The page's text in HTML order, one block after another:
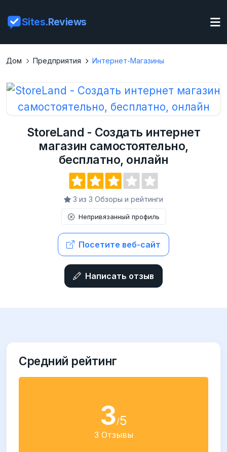
Sites.Reviews
Дом Предприятия Интернет-Магазины
StoreLand - Создать интернет
магазин самостоятельно,
бесплатно, онлайн
3 из 3 Обзоры и рейтинги
Непривязанный профиль
Посетите веб-сайт
Написать отзыв
Средний рейтинг
3/5
3 Отзывы